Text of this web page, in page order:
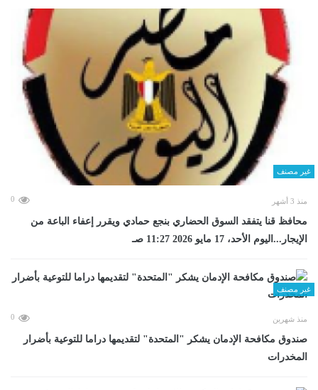
غير مصنف
منذ 3 أشهر 0
محافظ قنا يتفقد السوق الحضاري بنجع حمادي ويقرر إعفاء الباعة من
الإيجار...اليوم الأحد، 17 مايو 2026 11:27 صـ
غير مصنف
منذ شهرين 0
صندوق مكافحة الإدمان يشكر "المتحدة" لتقديمها دراما للتوعية بأضرار
المخدرات